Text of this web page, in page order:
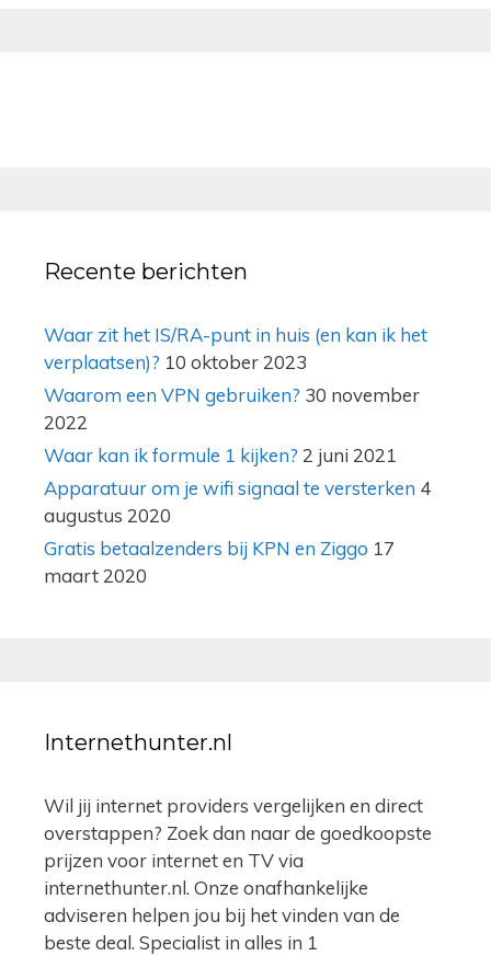
Recente berichten
Waar zit het IS/RA-punt in huis (en kan ik het
verplaatsen)? 10 oktober 2023
Waarom een VPN gebruiken? 30 november
2022
Waar kan ik formule 1 kijken? 2 juni 2021
Apparatuur om je wifi signaal te versterken 4
augustus 2020
Gratis betaalzenders bij KPN en Ziggo 17
maart 2020
Internethunter.nl
Wil jij internet providers vergelijken en direct
overstappen? Zoek dan naar de goedkoopste
prijzen voor internet en TV via
internethunter.nl. Onze onafhankelijke
adviseren helpen jou bij het vinden van de
beste deal. Specialist in alles in 1